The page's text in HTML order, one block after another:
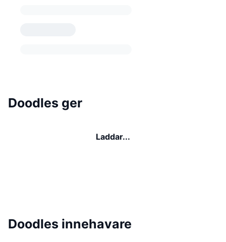
Doodles ger
Laddar...
Doodles innehavare